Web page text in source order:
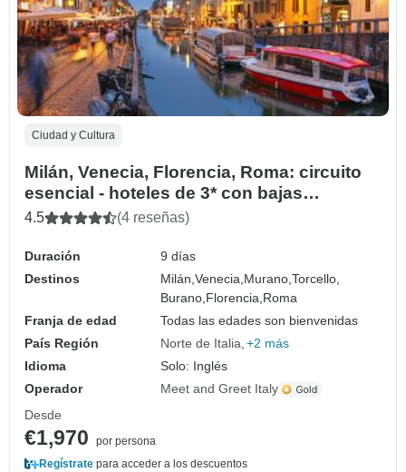
Ciudad y Cultura
Milán, Venecia, Florencia, Roma: circuito
esencial - hoteles de 3* con bajas
emisiones de carbono en tren
4.5 (4 reseñas)
Duración
9 días
Destinos
Milán,Venecia, Murano,Torcello,
Burano, Florencia, Roma
Franja de edad
Todas las edades son bienvenidas
País Región
Norte de Italia +2 más
Idioma
Solo: Inglés
Operador
Meet and Greet Italy
Desde
€1,970
por persona
Regístrate para acceder a los descuentos